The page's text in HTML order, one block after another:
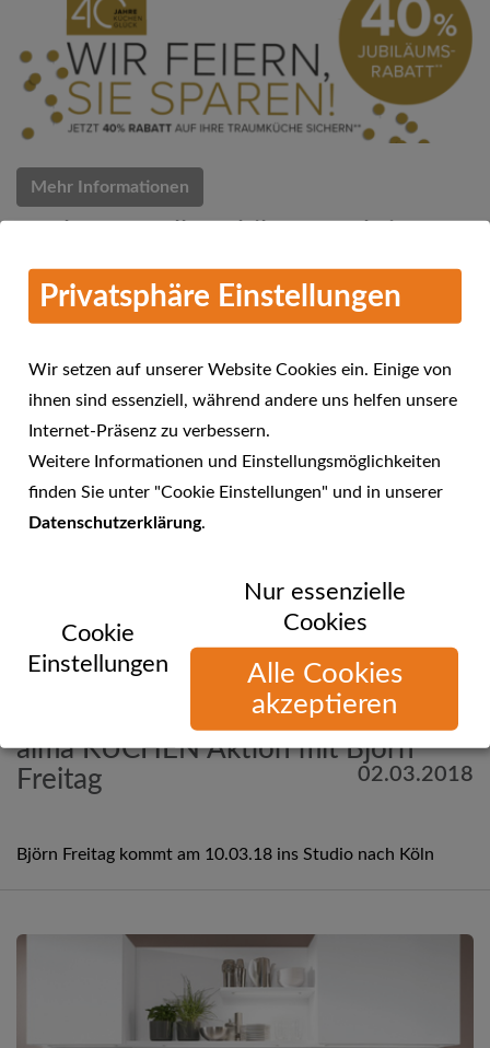
Mehr Informationen
Küchen Quelle feiert 40 Jahre Küchenglück
alma KÜCHEN Aktion mit Björn
Freitag
02.03.2018
Björn Freitag kommt am 10.03.18 ins Studio nach Köln
Privatsphäre Einstellungen
Wir setzen auf unserer Website Cookies ein. Einige von
ihnen sind essenziell, während andere uns helfen unsere
Internet-Präsenz zu verbessern.
Weitere Informationen und Einstellungsmöglichkeiten
finden Sie unter "Cookie Einstellungen" und in unserer
Datenschutzerklärung.
Cookie
Einstellungen
Nur essenzielle
Cookies
Alle Cookies
akzeptieren